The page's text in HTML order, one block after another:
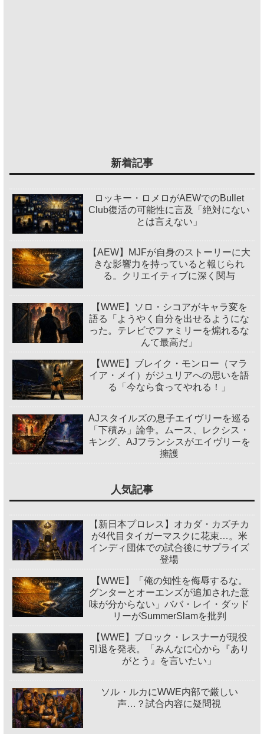
新着記事
ロッキー・ロメロがAEWでのBullet
Club復活の可能性に言及「絶対にない
とは言えない」
【AEW】MJFが自身のストーリーに大
きな影響力を持っていると報じられ
る。クリエイティブに深く関与
【WWE】ソロ・シコアがキャラ変を
語る「ようやく自分を出せるようにな
った。テレビでファミリーを煽れるな
んて最高だ」
【WWE】ブレイク・モンロー（マラ
イア・メイ）がジュリアへの思いを語
る「今なら食ってやれる！」
AJスタイルズの息子エイヴリーを巡る
「下積み」論争。ムース、レクシス・
キング、AJフランシスがエイヴリーを
擁護
人気記事
【新日本プロレス】オカダ・カズチカ
が4代目タイガーマスクに花束…。米
インディ団体での試合後にサプライズ
登場
【WWE】「俺の知性を侮辱するな。
グンターとオーエンズが追加された意
味が分からない」ババ・レイ・ダッド
リーがSummerSlamを批判
【WWE】ブロック・レスナーが現役
引退を発表。「みんなに心から『あり
がとう』を言いたい」
ソル・ルカにWWE内部で厳しい
声…？試合内容に疑問視